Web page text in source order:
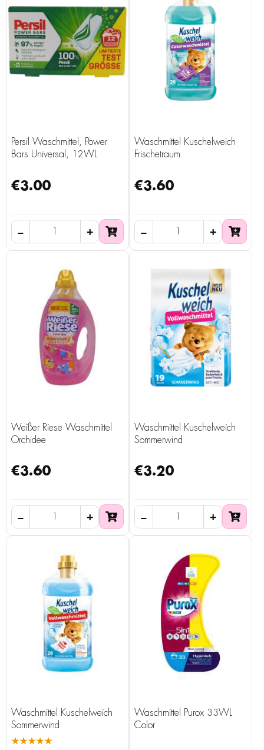
Persil Waschmittel, Power
Bars Universal, 12WL
€3.00
Waschmittel Kuschelweich
Frischetraum
€3.60
Weißer Riese Waschmittel
Orchidee
€3.60
Waschmittel Kuschelweich
Sommerwind
€3.20
Waschmittel Kuschelweich
Sommerwind
★★★★★
Waschmittel Purox 33WL
Color